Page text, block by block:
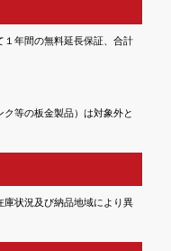
１年間の無料延長保証、合計
等の板金製品）は対象外と
庫状況及び納品地域により異